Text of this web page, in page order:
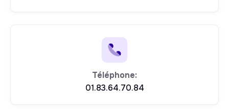
Téléphone:
01.83.64.70.84